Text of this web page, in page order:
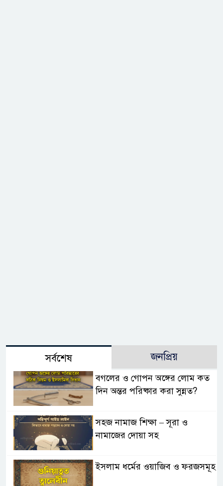
সর্বশেষ জনপ্রিয়
বগলের ও গোপন অঙ্গের লোম কত
দিন অন্তর পরিষ্কার করা সুন্নত?
সহজ নামাজ শিক্ষা – সূরা ও
নামাজের দোয়া সহ
ইসলাম ধর্মের ওয়াজিব ও ফরজসমূহ